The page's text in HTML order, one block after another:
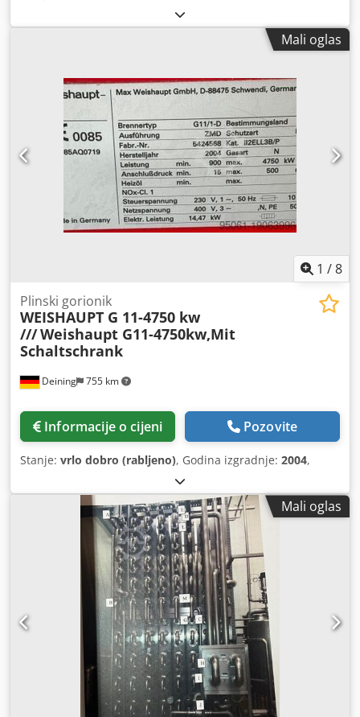
Mali oglas
1 /8
Deining 755 km
Plinski gorionik
WEISHAUPT G 11-4750 kw
///Weishaupt G11-4750kw,Mit
Schaltschrank
Informacije o cijeni Pozovite
Stanje: vrlo dobro (rabljeno), Godina izgradnje: 2004,
Mali oglas